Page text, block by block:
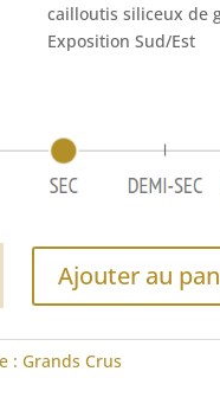
cailloutis siliceux de
Exposition Sud/Est
Ajouter au
: Grands Crus